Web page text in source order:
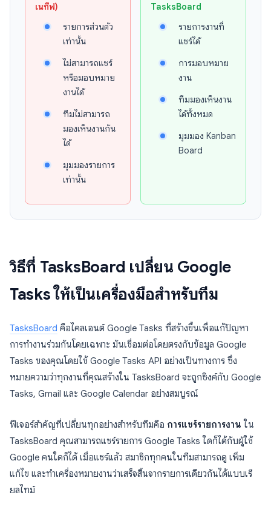
เนทีฟ)
รายการส่วนตัว
เท่านั้น
ไม่สามารถแชร์
หรือมอบหมาย
งานได้
ทีมไม่สามารถ
มองเห็นงานกัน
ได้
มุมมองรายการ
เท่านั้น
TasksBoard
รายการงานที่
แชร์ได้
การมอบหมาย
งาน
ทีมมองเห็นงาน
ได้ทั้งหมด
มุมมอง Kanban
Board
วิธีที่ TasksBoard เปลี่ยน Google
Tasks ให้เป็นเครื่องมือสำหรับทีม
TasksBoard คือไคลเอนต์ Google Tasks ที่สร้างขึ้นเพื่อแก้ปัญหา
การทำงานร่วมกันโดยเฉพาะ มันเชื่อมต่อโดยตรงกับข้อมูล Google
Tasks ของคุณโดยใช้ Google Tasks API อย่างเป็นทางการ ซึ่ง
หมายความว่าทุกงานที่คุณสร้างใน TasksBoard จะถูกซิงค์กับ Google
Tasks, Gmail และ Google Calendar อย่างสมบูรณ์
ฟีเจอร์สำคัญที่เปลี่ยนทุกอย่างสำหรับทีมคือ การแชร์รายการงาน ใน
TasksBoard คุณสามารถแชร์รายการ Google Tasks ใดก็ได้กับผู้ใช้
Google คนใดก็ได้ เมื่อแชร์แล้ว สมาชิกทุกคนในทีมสามารถดู เพิ่ม
แก้ไข และทำเครื่องหมายงานว่าเสร็จสิ้นจากรายการเดียวกันได้แบบเรี
ยลไทม์